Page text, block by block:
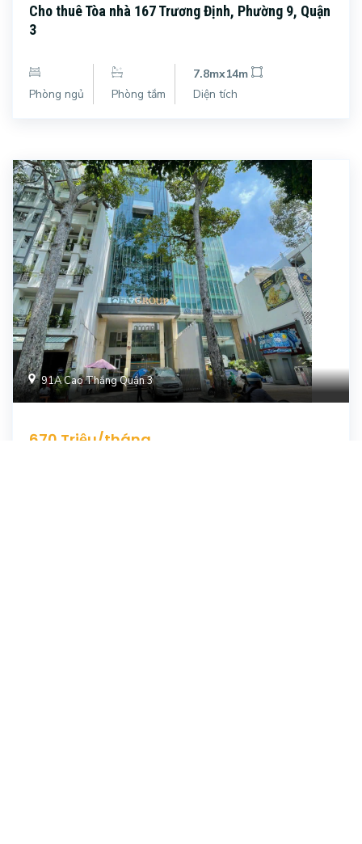
Cho thuê Tòa nhà 167 Trương Định, Phường 9, Quận
3
Phòng ngủ Phòng tắm
7.8mx14m
Diện tích
91A Cao Thắng Quận 3
670 Triệu/tháng